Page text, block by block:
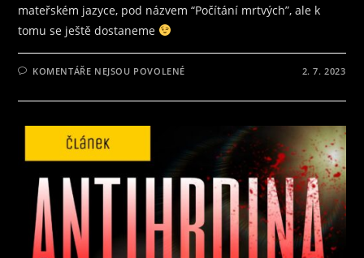
mateřském jazyce, pod názvem “Počítání mrtvých”, ale k
tomu se ještě dostaneme
KOMENTÁŘE NEJSOU POVOLENÉ
NÁZVEM
ZNÁME
VŠICHNI
Z
DĚTSTVÍ,
A
SLEDUJÍ
JE
NAŠE
DĚTI.
2. 7. 2023